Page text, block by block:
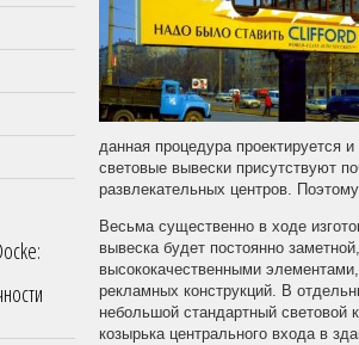
данная процедура проектируется
световые вывески присутствуют
развлекательных центров.
Весьма существенно в ходе
вывеска будет постоянно
высококачественными
рекламных конструкций. В
небольшой стандартный
козырька центрального входа в